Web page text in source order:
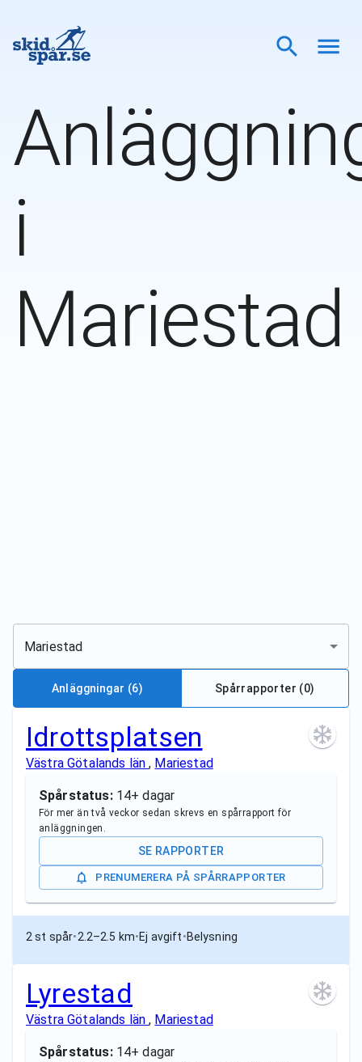
i
Mariestad
Mariestad
Anläggningar (6) Spårrapporter (0)
Idrottsplatsen
Västra Götalands län, Mariestad
Spårstatus: 14+ dagar
För mer än två veckor sedan skrevs en spårrapport för
anläggningen.
SE RAPPORTER
PRENUMERERA PÅ SPÅRRAPPORTER
2 st spår•2.2–2.5 km•Ej avgift•Belysning
Lyrestad
Västra Götalands län, Mariestad
Spårstatus: 14+ dagar